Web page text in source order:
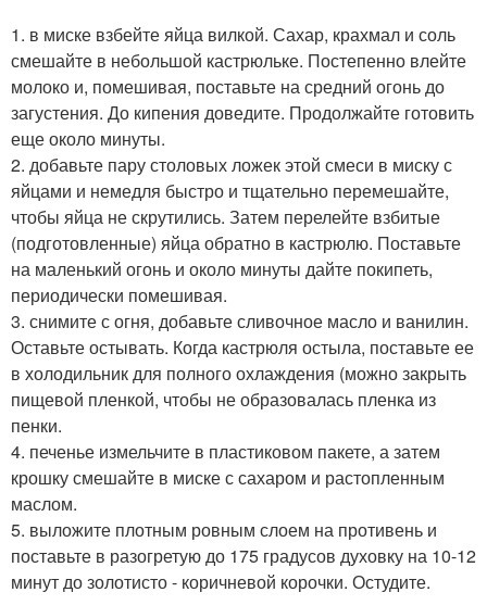
1. в миске взбейте яйца вилкой. Сахар, крахмал и соль
смешайте в небольшой кастрюльке. Постепенно влейте
молоко и, помешивая, поставьте на средний огонь до
загустения. До кипения доведите. Продолжайте готовить
еще около минуты.
2. добавьте пару столовых ложек этой смеси в миску с
яйцами и немедля быстро и тщательно перемешайте,
чтобы яйца не скрутились. Затем перелейте взбитые
(подготовленные) яйца обратно в кастрюлю. Поставьте
на маленький огонь и около минуты дайте покипеть,
периодически помешивая.
3. снимите с огня, добавьте сливочное масло и ванилин.
Оставьте остывать. Когда кастрюля остыла, поставьте ее
в холодильник для полного охлаждения (можно закрыть
пищевой пленкой, чтобы не образовалась пленка из
пенки.
4. печенье измельчите в пластиковом пакете, а затем
крошку смешайте в миске с сахаром и растопленным
маслом.
5. выложите плотным ровным слоем на противень и
поставьте в разогретую до 175 градусов духовку на 10-12
минут до золотисто - коричневой корочки. Остудите.